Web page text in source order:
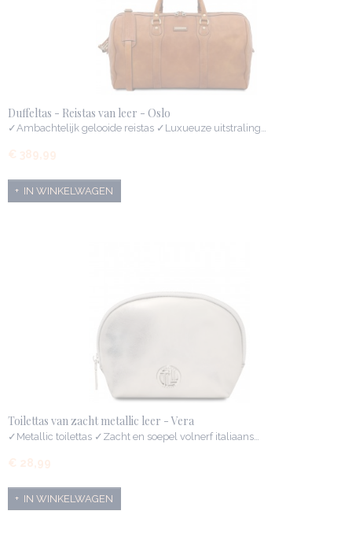
Duffeltas - Reistas van leer - Oslo
✓Ambachtelijk gelooide reistas ✓Luxueuze uitstraling…
€ 389,99
IN WINKELWAGEN
Toilettas van zacht metallic leer - Vera
✓Metallic toilettas ✓Zacht en soepel volnerf italiaans…
€ 28,99
IN WINKELWAGEN